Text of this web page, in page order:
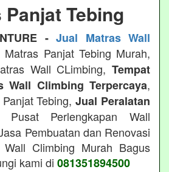
Panjat Tebing
-Jual Matras Wall
Panjat Tebing Murah,
Wall CLimbing, Tempat
Wall Climbing Terpercaya,
Tebing,Jual Peralatan
Pusat Perlengkapan Wall
Pembuatan dan Renovasi
Wall Climbing Murah Bagus
kami di 081351894500